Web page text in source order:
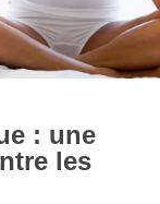
: une
les